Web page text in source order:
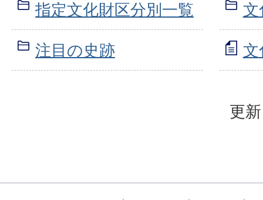
指定文化財区分別一覧
文
注目の史跡 文
更